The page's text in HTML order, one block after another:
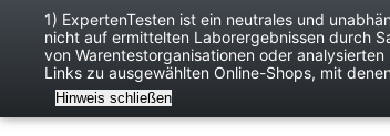
Baby
1) ExpertenTesten ist ein neutrales und
nicht auf ermittelten Laborergebnissen durch
von Warentestorganisationen oder
Links zu ausgewählten Online-Shops, mit
Hinweis schließen